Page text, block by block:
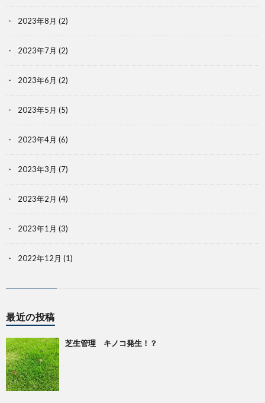
2023年8月 (2)
2023年7月 (2)
2023年6月 (2)
2023年5月 (5)
2023年4月 (6)
2023年3月 (7)
2023年2月 (4)
2023年1月 (3)
2022年12月 (1)
最近の投稿
芝生管理 キノコ発生！？